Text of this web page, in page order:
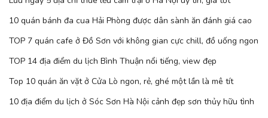
10 quán bánh đa cua Hải Phòng được dân sành ăn đánh giá cao
TOP 7 quán cafe ở Đồ Sơn với không gian cực chill, đồ uống ngon
TOP 14 địa điểm du lịch Bình Thuận nổi tiếng, view đẹp
Top 10 quán ăn vặt ở Cửa Lò ngon, rẻ, ghé một lần là mê tít
10 địa điểm du lịch ở Sóc Sơn Hà Nội cảnh đẹp sơn thủy hữu tình